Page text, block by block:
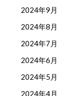
2024年9月
2024年8月
2024年7月
2024年6月
2024年5月
2024年4月